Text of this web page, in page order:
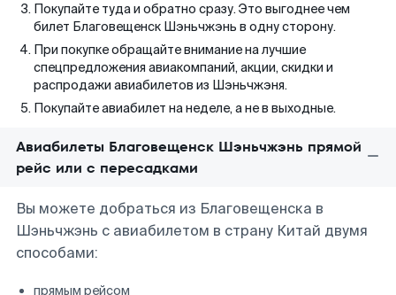
Покупайте туда и обратно сразу. Это выгоднее чем
билет Благовещенск Шэньчжэнь в одну сторону.
При покупке обращайте внимание на лучшие
спецпредложения авиакомпаний, акции, скидки и
распродажи авиабилетов из Шэньчжэня.
Покупайте авиабилет на неделе, а не в выходные.
Авиабилеты Благовещенск Шэньчжэнь прямой
рейс или с пересадками
Вы можете добраться из Благовещенска в
Шэньчжэнь с авиабилетом в страну Китай двумя
способами:
прямым рейсом